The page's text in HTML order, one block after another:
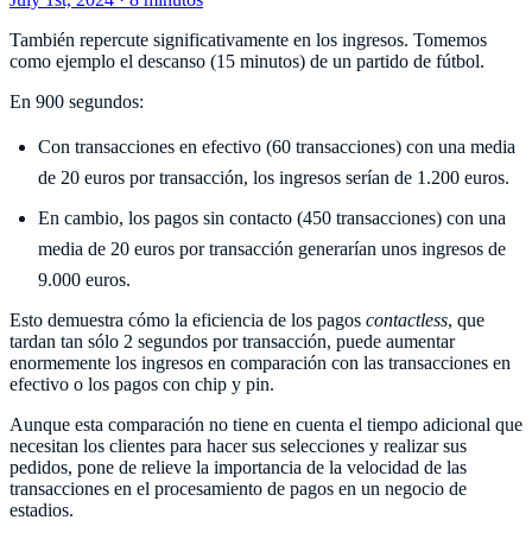
También repercute significativamente en los ingresos. Tomemos
como ejemplo el descanso (15 minutos) de un partido de fútbol.
En 900 segundos:
Con transacciones en efectivo (60 transacciones) con una media
de 20 euros por transacción, los ingresos serían de 1.200 euros.
En cambio, los pagos sin contacto (450 transacciones) con una
media de 20 euros por transacción generarían unos ingresos de
9.000 euros.
Esto demuestra cómo la eficiencia de los pagos contactless, que
tardan tan sólo 2 segundos por transacción, puede aumentar
enormemente los ingresos en comparación con las transacciones en
efectivo o los pagos con chip y pin.
Aunque esta comparación no tiene en cuenta el tiempo adicional que
necesitan los clientes para hacer sus selecciones y realizar sus
pedidos, pone de relieve la importancia de la velocidad de las
transacciones en el procesamiento de pagos en un negocio de
estadios.